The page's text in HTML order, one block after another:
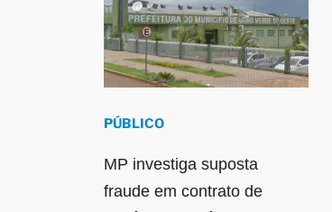
PÚBLICO
MP investiga suposta
fraude em contrato de